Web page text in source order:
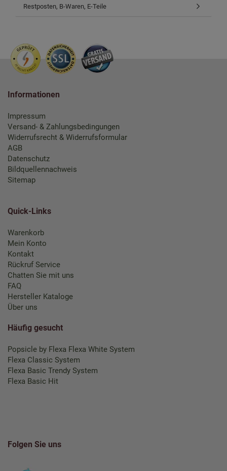
Restposten, B-Waren, E-Teile
Informationen
Impressum
Versand- & Zahlungsbedingungen
Widerrufsrecht & Widerrufsformular
AGB
Datenschutz
Bildquellennachweis
Sitemap
Quick-Links
Warenkorb
Mein Konto
Kontakt
Rückruf Service
Chatten Sie mit uns
FAQ
Hersteller Kataloge
Über uns
Häufig gesucht
Popsicle by Flexa Flexa White System
Flexa Classic System
Flexa Basic Trendy System
Flexa Basic Hit
Folgen Sie uns